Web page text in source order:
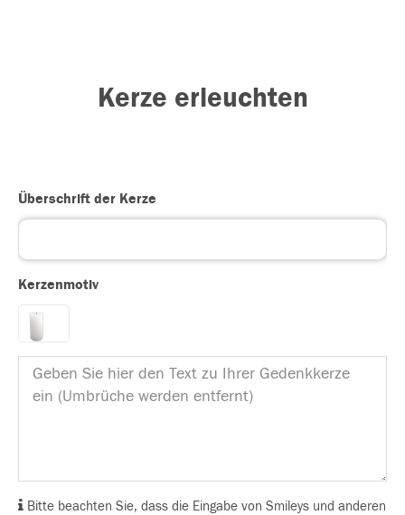
Kerze erleuchten
Überschrift der Kerze
Kerzenmotiv
Bitte beachten Sie, dass die Eingabe von Smileys und anderen